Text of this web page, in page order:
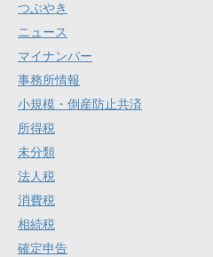
つぶやき
ニュース
マイナンバー
事務所情報
小規模・倒産防止共済
所得税
未分類
法人税
消費税
相続税
確定申告